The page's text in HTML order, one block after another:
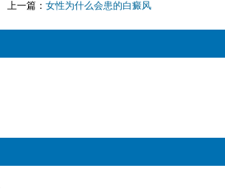
上一篇： 女性为什么会患的白癜风